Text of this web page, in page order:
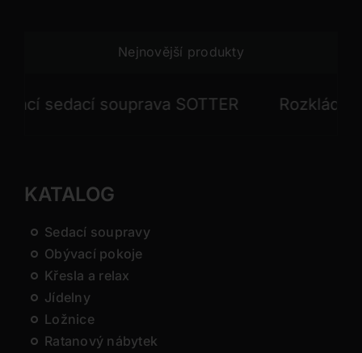
Nejnovější produkty
sedací souprava SOTTER Rozkládací
KATALOG
Sedací soupravy
Obývací pokoje
Křesla a relax
Jídelny
Ložnice
Ratanový nábytek